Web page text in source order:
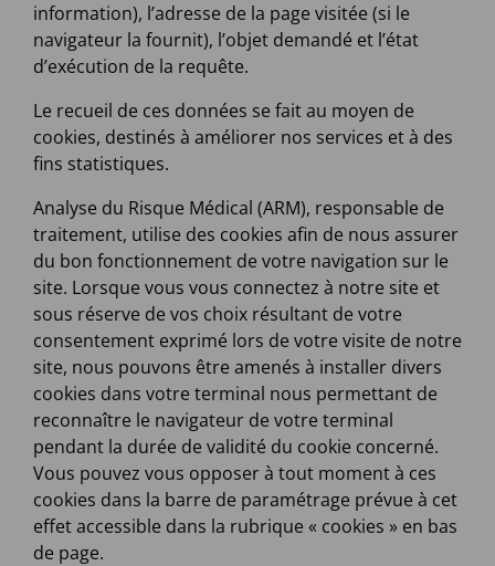
information), l’adresse de la page visitée (si le
navigateur la fournit), l’objet demandé et l’état
d’exécution de la requête.
Le recueil de ces données se fait au moyen de
cookies, destinés à améliorer nos services et à des
fins statistiques.
Analyse du Risque Médical (ARM), responsable de
traitement, utilise des cookies afin de nous assurer
du bon fonctionnement de votre navigation sur le
site. Lorsque vous vous connectez à notre site et
sous réserve de vos choix résultant de votre
consentement exprimé lors de votre visite de notre
site, nous pouvons être amenés à installer divers
cookies dans votre terminal nous permettant de
reconnaître le navigateur de votre terminal
pendant la durée de validité du cookie concerné.
Vous pouvez vous opposer à tout moment à ces
cookies dans la barre de paramétrage prévue à cet
effet accessible dans la rubrique « cookies » en bas
de page.